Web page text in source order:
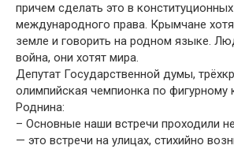
причем сделать это в
международного права. Крымчане
земле и говорить на родном языке.
война, они хотят мира.
Депутат Государственной думы,
олимпийская чемпионка по фигурному
Роднина:
– Основные наши встречи проходили
— это встречи на улицах, стихийно